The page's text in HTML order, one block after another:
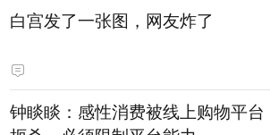
白宫发了一张图，网友炸了
钟睒睒：感性消费被线上购物平台